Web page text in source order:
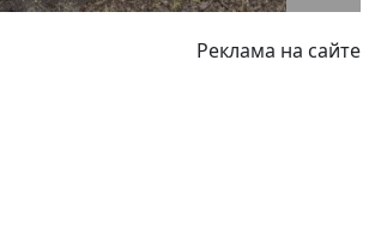
Реклама на сайте